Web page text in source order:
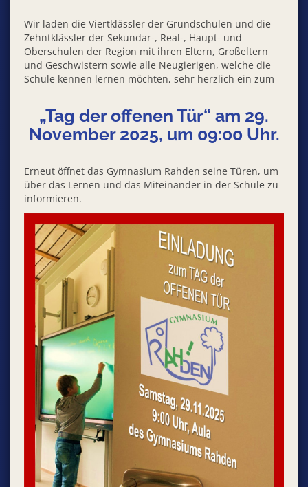
Wir laden die Viertklässler der Grundschulen und die
Zehntklässler der Sekundar-, Real-, Haupt- und
Oberschulen der Region mit ihren Eltern, Großeltern
und Geschwistern sowie alle Neugierigen, welche die
Schule kennen lernen möchten, sehr herzlich ein zum
„Tag der offenen Tür“ am 29.
November 2025, um 09:00 Uhr.
Erneut öffnet das Gymnasium Rahden seine Türen, um
über das Lernen und das Miteinander in der Schule zu
informieren.